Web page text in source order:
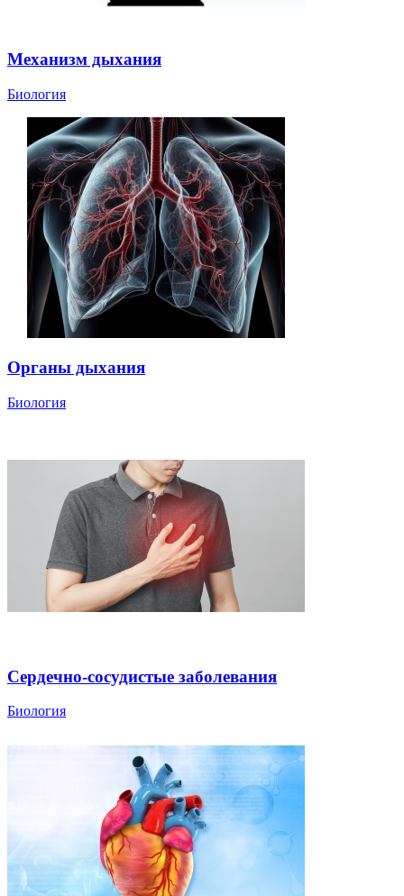
Механизм дыхания
Биология
Органы дыхания
Биология
Сердечно-сосудистые заболевания
Биология